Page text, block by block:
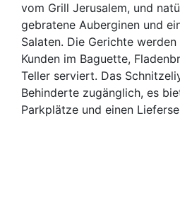
vom Grill Jerusalem, und
gebratene Auberginen und
Salaten. Die Gerichte
Kunden im Baguette,
Teller serviert. Das
Behinderte zugänglich, es
Parkplätze und einen